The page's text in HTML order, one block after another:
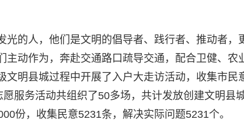
光的人，他们是文明的倡导者、践行者、推动者
主动作为，奔赴交通路口疏导交通，配合卫健、
文明县城过程中开展了入户大走访活动，收集市
愿服务活动共组织了50多场，共计发放创建文明县
份，收集民意5231条，解决实际问题5231个。